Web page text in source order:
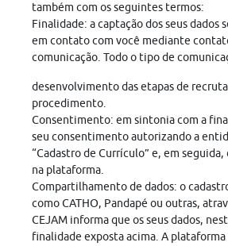
também com os seguintes termos:
Finalidade: a captação dos seus
em contato com você mediante
comunicação. Todo o tipo de
desenvolvimento das etapas de
procedimento.
Consentimento: em sintonia com a
seu consentimento autorizando a
“Cadastro de Currículo” e, em
na plataforma.
Compartilhamento de dados: o
como CATHO, Pandapé ou outras,
CEJAM informa que os seus dados,
finalidade exposta acima. A